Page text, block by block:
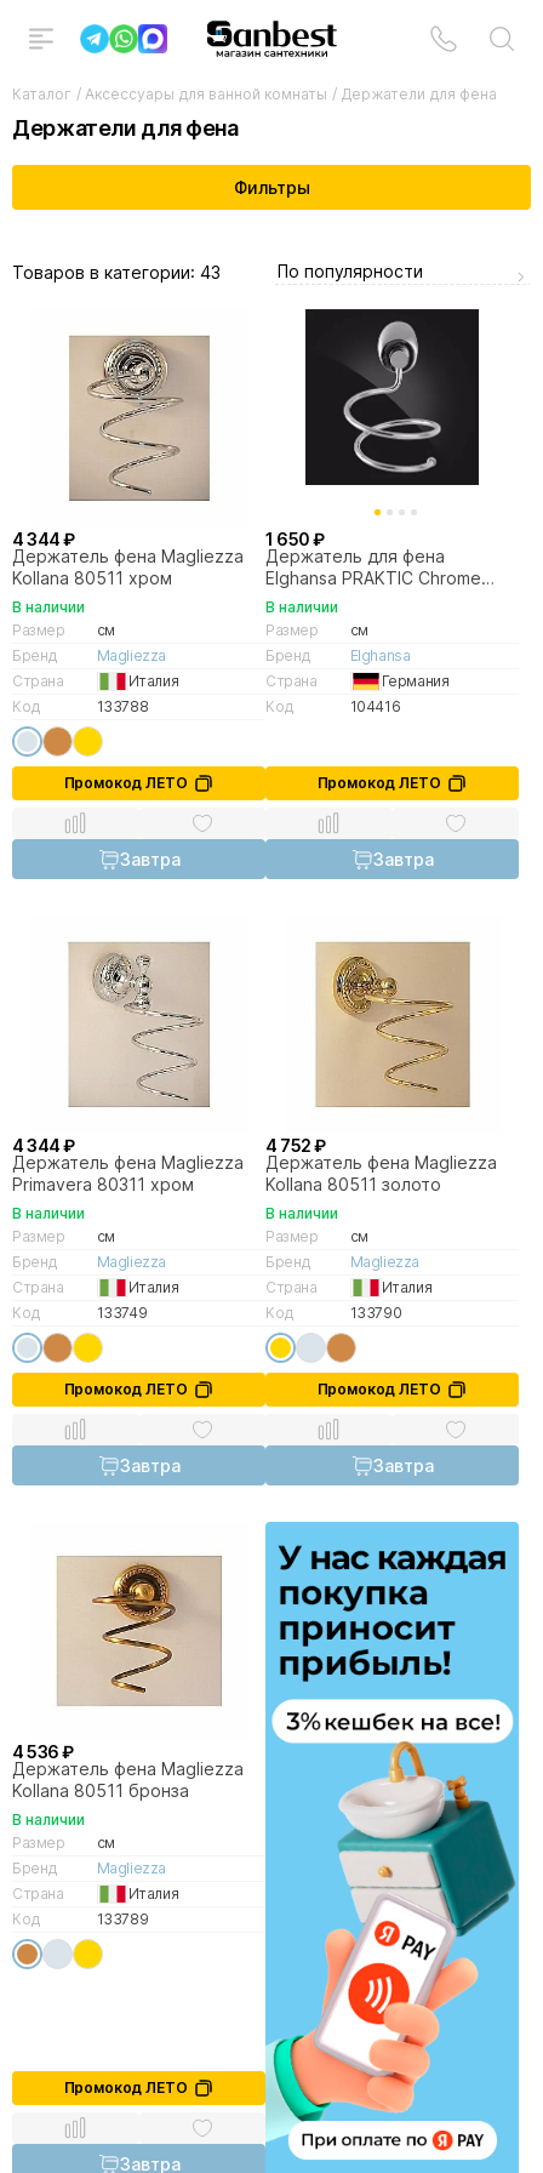
Каталог / Аксессуары для ванной комнаты / Держатели для фена
Держатели для фена
Фильтры
Товаров в категории: 43 По популярности
4 344 ₽
Держатель фена Magliezza
Kollana 80511 хром
В наличии
Размер
см
Бренд
Magliezza
Страна
Италия
Код
133788
Промокод ЛЕТО
Завтра
1 650 ₽
Держатель для фена
Elghansa PRAKTIC Chrome
Accessories WRG-890-New
В наличии
Размер
см
Бренд
Elghansa
Страна
Германия
Код
104416
Промокод ЛЕТО
Завтра
4 344 ₽
Держатель фена Magliezza
Primavera 80311 хром
В наличии
Размер
см
Бренд
Magliezza
Страна
Италия
Код
133749
Промокод ЛЕТО
Завтра
4 752 ₽
Держатель фена Magliezza
Kollana 80511 золото
В наличии
Размер
см
Бренд
Magliezza
Страна
Италия
Код
133790
Промокод ЛЕТО
Завтра
4 536 ₽
Держатель фена Magliezza
Kollana 80511 бронза
В наличии
Размер
см
Бренд
Magliezza
Страна
Италия
Код
133789
Промокод ЛЕТО
Завтра